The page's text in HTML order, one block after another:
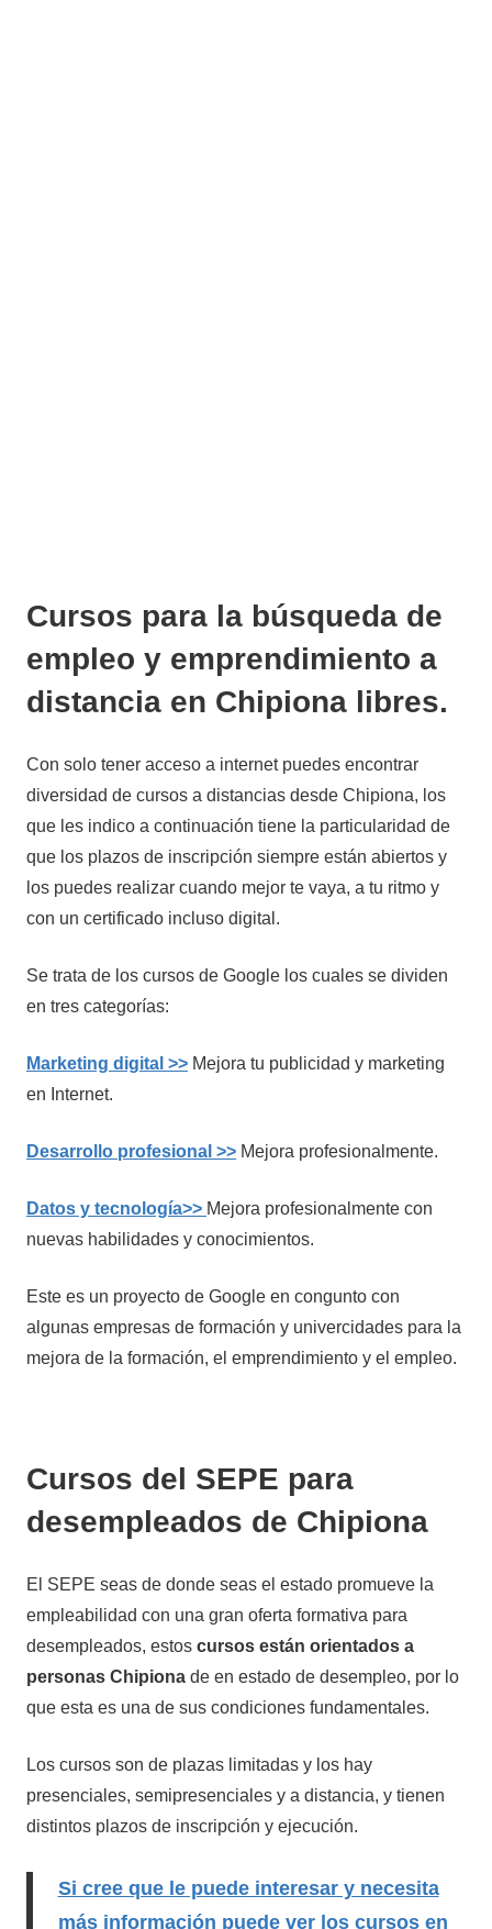
Cursos para la búsqueda de
empleo y emprendimiento a
distancia en Chipiona libres.
Con solo tener acceso a internet puedes encontrar
diversidad de cursos a distancias desde Chipiona, los
que les indico a continuación tiene la particularidad de
que los plazos de inscripción siempre están abiertos y
los puedes realizar cuando mejor te vaya, a tu ritmo y
con un certificado incluso digital.
Se trata de los cursos de Google los cuales se dividen
en tres categorías:
Marketing digital >> Mejora tu publicidad y marketing
en Internet.
Desarrollo profesional >> Mejora profesionalmente.
Datos y tecnología>> Mejora profesionalmente con
nuevas habilidades y conocimientos.
Este es un proyecto de Google en congunto con
algunas empresas de formación y univercidades para la
mejora de la formación, el emprendimiento y el empleo.
Cursos del SEPE para
desempleados de Chipiona
El SEPE seas de donde seas el estado promueve la
empleabilidad con una gran oferta formativa para
desempleados, estos cursos están orientados a
personas Chipiona de en estado de desempleo, por lo
que esta es una de sus condiciones fundamentales.
Los cursos son de plazas limitadas y los hay
presenciales, semipresenciales y a distancia, y tienen
distintos plazos de inscripción y ejecución.
Si cree que le puede interesar y necesita
más información puede ver los cursos en